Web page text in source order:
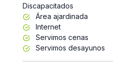
Discapacitados
Área ajardinada
Internet
Servimos cenas
Servimos desayunos